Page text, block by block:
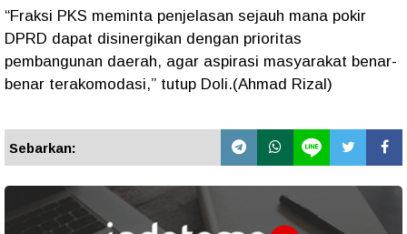
“Fraksi PKS meminta penjelasan sejauh mana pokir
DPRD dapat disinergikan dengan prioritas
pembangunan daerah, agar aspirasi masyarakat benar-
benar terakomodasi,” tutup Doli.(Ahmad Rizal)
Sebarkan: